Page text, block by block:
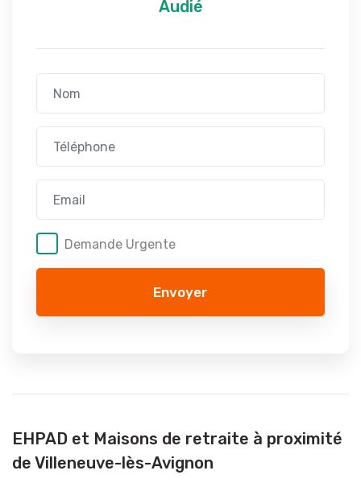
Audié
Demande Urgente
Envoyer
EHPAD et Maisons de retraite à proximité
de Villeneuve-lès-Avignon